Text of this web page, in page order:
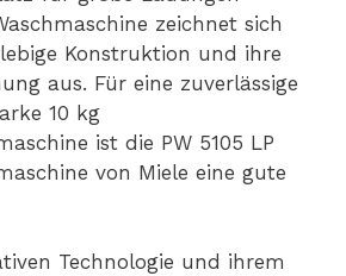
zeichnet sich
Konstruktion und ihre
aus. Für eine zuverlässige
10 kg
ist die PW 5105 LP
von Miele eine gute
Technologie und ihrem